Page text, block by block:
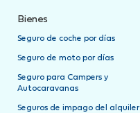
Bienes
Seguro de coche por días
Seguro de moto por días
Seguro para Campers y
Autocaravanas
Seguros de impago del alquiler